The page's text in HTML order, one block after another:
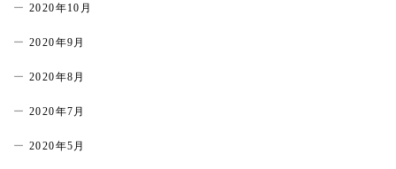
2020年10月
2020年9月
2020年8月
2020年7月
2020年5月